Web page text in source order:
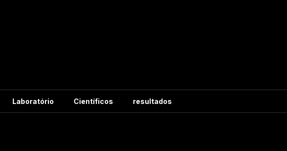
Laboratório Científicos resultados